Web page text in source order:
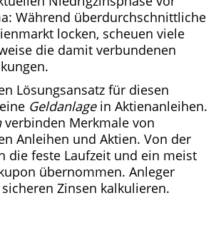
Während überdurchschnittliche
locken, scheuen viele
die damit verbundenen
Lösungsansatz für diesen
Geldanlagein Aktienanleihen.
verbinden Merkmale von
Anleihen und Aktien. Von der
die feste Laufzeit und ein meist
übernommen. Anleger
Zinsen kalkulieren.